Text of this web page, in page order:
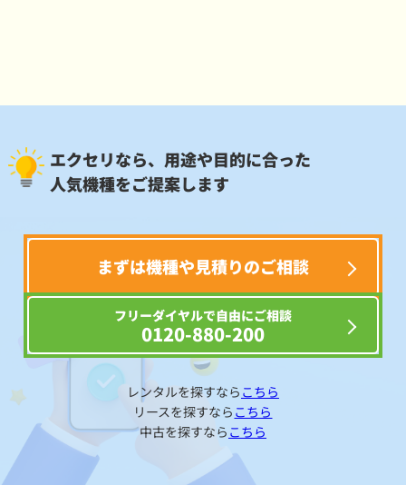
エクセリなら、用途や目的に合った
人気機種をご提案します
まずは機種や見積りのご相談
フリーダイヤルで自由にご相談
0120-880-200
レンタルを探すなら こちら
リースを探すなら こちら
中古を探すなら こちら